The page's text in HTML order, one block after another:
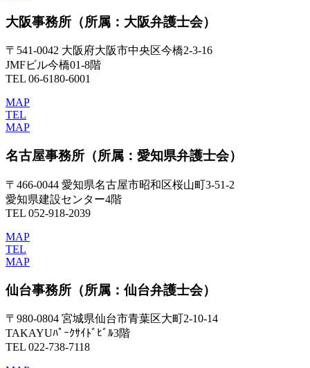
大阪事務所 （所属：大阪弁護士会）
〒541-0042 大阪府大阪市中央区今橋2-3-16
JMFビル今橋01-8階
TEL 06-6180-6001
MAP
TEL
MAP
名古屋事務所 （所属：愛知県弁護士会）
〒466-0044 愛知県名古屋市昭和区桜山町3-51-2
愛知県建設センター4階
TEL 052-918-2039
MAP
TEL
MAP
仙台事務所 （所属：仙台弁護士会）
〒980-0804 宮城県仙台市青葉区大町2-10-14
TAKAYUﾊﾟｰｸｻｲﾄﾞﾋﾞﾙ3階
TEL 022-738-7118